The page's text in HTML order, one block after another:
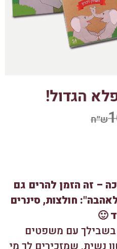
– זה הזמן להרים גם
חולצות, סינרים
🙂
בשבילך עם משפטים